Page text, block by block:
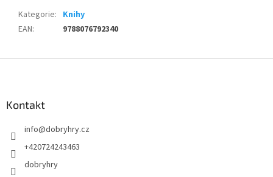
Kategorie: Knihy
EAN: 9788076792340
Kontakt
info@dobryhry.cz
+420724243463
dobryhry